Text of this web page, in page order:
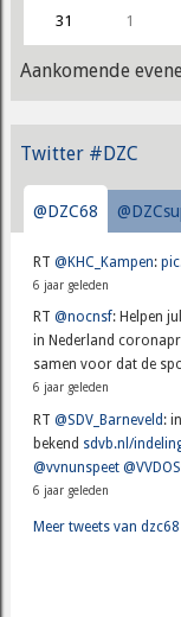
31
1
Aankomende
Twitter #DZC
@DZC68
RT@KHC_Kampen:
6 jaar geleden
RT@nocnsf: Helpen
in Nederland
samen voor dat de
6 jaar geleden
RT@SDV_Barneveld :
bekend sdvb.nl/
@vvnunspeet
6 jaar geleden
Meer tweets van dzc68